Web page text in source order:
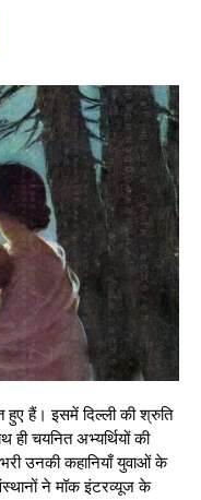
हुए हैं। इसमें दिल्ली की श्रुति
ही चयनित अभ्यर्थियों की
उनकी कहानियाँ युवाओं के
ने मॉक इंटरव्यूज के